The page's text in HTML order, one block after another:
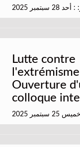
سبتمبر 2025
Lutte contre
Ouverture
colloque
2025